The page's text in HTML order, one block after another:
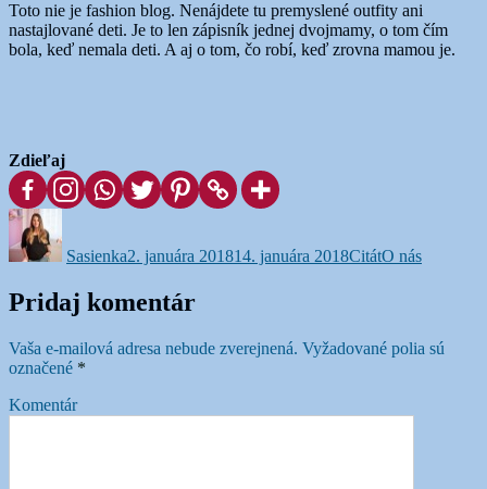
Toto nie je fashion blog. Nenájdete tu premyslené outfity ani
nastajlované deti. Je to len zápisník jednej dvojmamy, o tom čím
bola, keď nemala deti. A aj o tom, čo robí, keď zrovna mamou je.
Zdieľaj
Sasienka2. januára 201814. januára 2018CitátO nás
Pridaj komentár
Vaša e-mailová adresa nebude zverejnená. Vyžadované polia sú
označené *
Komentár